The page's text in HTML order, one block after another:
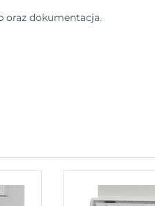
oraz dokumentacja.